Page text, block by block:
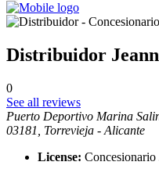
Distribuidor
0
See all reviews
Puerto Deportivo Marina
03181, Torrevieja - Alicante
License: Concesionario